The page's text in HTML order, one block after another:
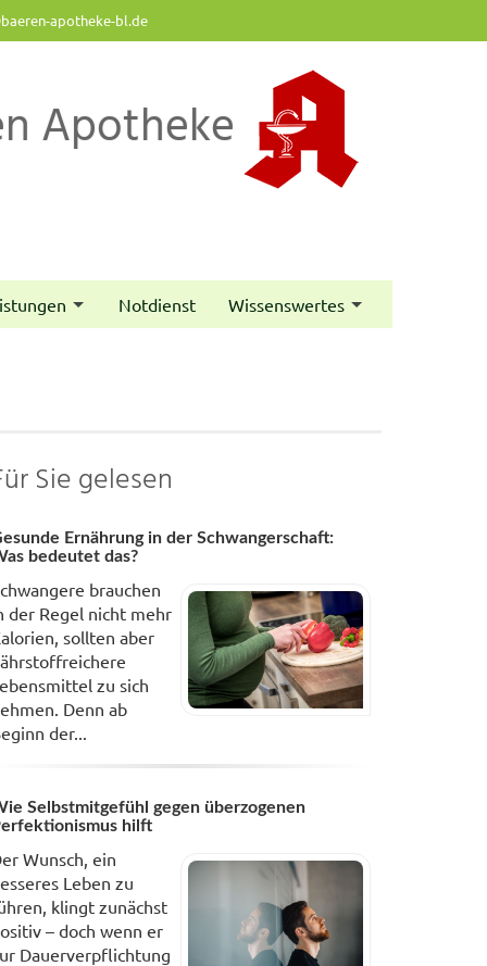
apotheke-bl.de
Apotheke
Notdienst Wissenswertes
Sie gelesen
Ernährung in der Schwangerschaft:
bedeutet das?
brauchen
der Regel nicht mehr
sollten aber
zu sich
Denn ab
der...
Selbstmitgefühl gegen überzogenen
hilft
Wunsch, ein
Leben zu
klingt zunächst
– doch wenn er
Dauerverpflichtung